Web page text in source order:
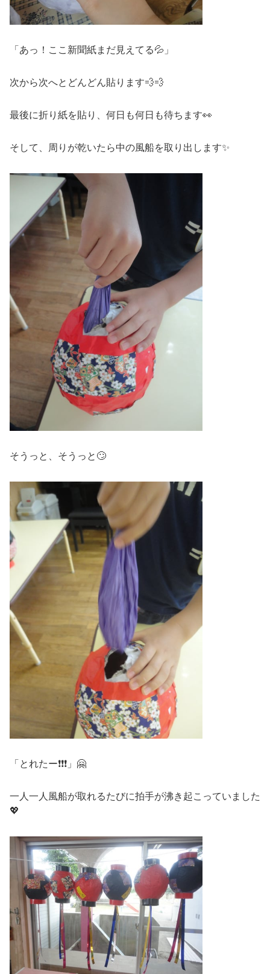
「あっ！ここ新聞紙まだ見えてる💦」
次から次へとどんどん貼ります💨💨
最後に折り紙を貼り、何日も何日も待ちます👀
そして、周りが乾いたら中の風船を取り出します✨
そうっと、そうっと🙄
「とれたー❗❗❗」🤗
一人一人風船が取れるたびに拍手が沸き起こっていました
💖